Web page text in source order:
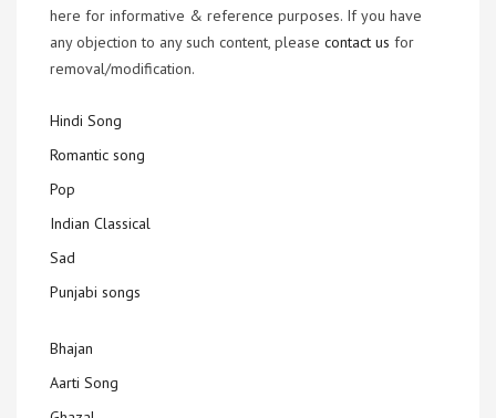
here for informative & reference purposes. If you have
any objection to any such content, please contact us for
removal/modification.
Hindi Song
Romantic song
Pop
Indian Classical
Sad
Punjabi songs
Bhajan
Aarti Song